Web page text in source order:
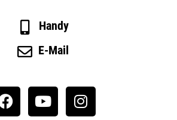
Handy
E-Mail